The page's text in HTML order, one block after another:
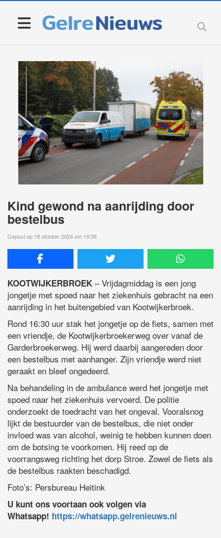
Kind gewond na aanrijding door
bestelbus
Gepost op 18 oktober 2024 om 19:58
KOOTWIJKERBROEK – Vrijdagmiddag is een jong
jongetje met spoed naar het ziekenhuis gebracht na een
aanrijding in het buitengebied van Kootwijkerbroek.
Rond 16:30 uur stak het jongetje op de fiets, samen met
een vriendje, de Kootwijkerbroekerweg over vanaf de
Garderbroekerweg. Hij werd daarbij aangereden door
een bestelbus met aanhanger. Zijn vriendje werd niet
geraakt en bleef ongedeerd.
Na behandeling in de ambulance werd het jongetje met
spoed naar het ziekenhuis vervoerd. De politie
onderzoekt de toedracht van het ongeval. Vooralsnog
lijkt de bestuurder van de bestelbus, die niet onder
invloed was van alcohol, weinig te hebben kunnen doen
om de botsing te voorkomen. Hij reed op de
voorrangsweg richting het dorp Stroe. Zowel de fiets als
de bestelbus raakten beschadigd.
Foto’s: Persbureau Heitink
U kunt ons voortaan ook volgen via
Whatsapp! https://whatsapp.gelrenieuws.nl